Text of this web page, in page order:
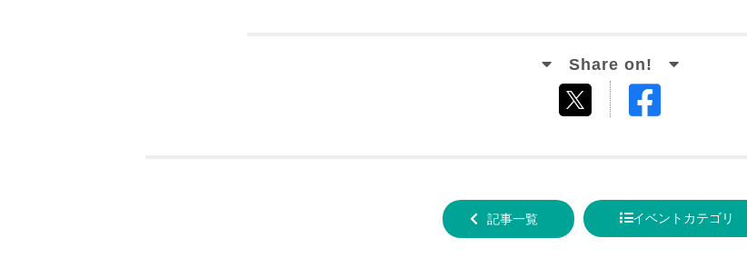
する
記事一覧 イベントカテゴリ